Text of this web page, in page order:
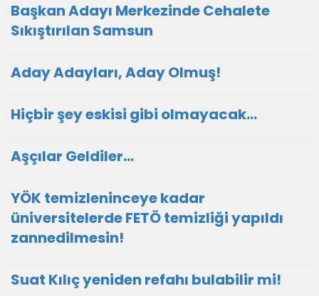
Başkan Adayı Merkezinde Cehalete
Sıkıştırılan Samsun
Aday Adayları, Aday Olmuş!
Hiçbir şey eskisi gibi olmayacak…
Aşçılar Geldiler…
YÖK temizleninceye kadar
üniversitelerde FETÖ temizliği yapıldı
zannedilmesin!
Suat Kılıç yeniden refahı bulabilir mi!